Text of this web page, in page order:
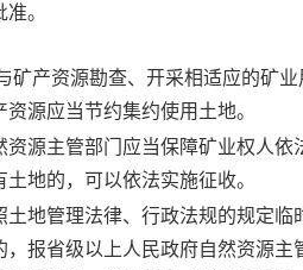
。
矿产资源勘查、开采相适应的矿
源应当节约集约使用土地。
资源主管部门应当保障矿业权人
地的，可以依法实施征收。
土地管理法律、行政法规的规定
报省级以上人民政府自然资源